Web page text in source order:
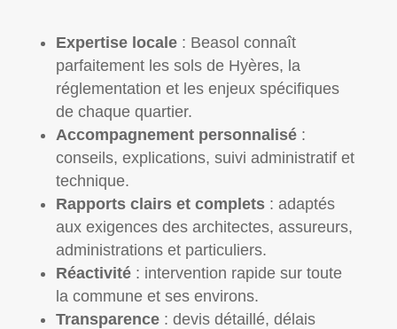
Expertise locale : Beasol connaît
parfaitement les sols de Hyères, la
réglementation et les enjeux spécifiques
de chaque quartier.
Accompagnement personnalisé :
conseils, explications, suivi administratif et
technique.
Rapports clairs et complets : adaptés
aux exigences des architectes, assureurs,
administrations et particuliers.
Réactivité : intervention rapide sur toute
la commune et ses environs.
Transparence : devis détaillé, délais